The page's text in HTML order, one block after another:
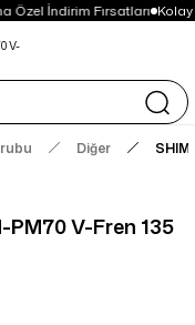
Özel İndirim Fırsatları Kolay
Diğer
V-Fren 135